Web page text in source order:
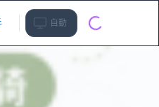
自動